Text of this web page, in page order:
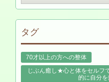
タグ
70才以上の方への整体
じぶん癒し★心と体をセルフ
的に自分を